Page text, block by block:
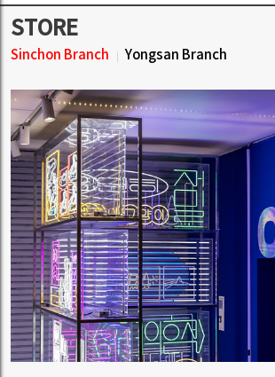
STORE
Sinchon Branch Yongsan Branch